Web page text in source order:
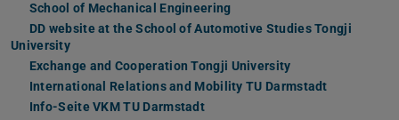
School of Mechanical Engineering
DD website at the School of Automotive Studies Tongji
University
Exchange and Cooperation Tongji University
International Relations and Mobility TU Darmstadt
Info-Seite VKM TU Darmstadt